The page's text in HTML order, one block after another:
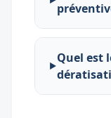
Quel est